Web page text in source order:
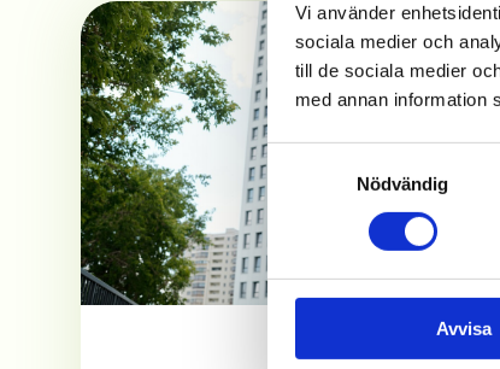
Vi använder
sociala medier och
till de sociala medier
med annan information
Samtyckesval
Nödvändig
Avvisa